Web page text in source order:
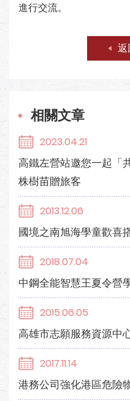
進行交流。
返
相關文章
2023.04.21
高鐵左營站邀您一起「
株樹苗贈旅客
2013.12.06
國境之南旭海學童歡喜
2018.07.04
中鋼全能智慧王夏令營
2015.06.05
高雄市志願服務資源中
2017.11.14
港務公司強化港區危險